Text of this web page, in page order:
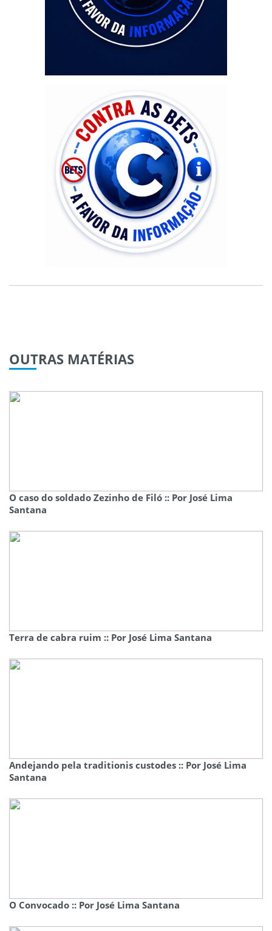
OUTRAS MATÉRIAS
O caso do soldado Zezinho de Filó :: Por José Lima
Santana
Terra de cabra ruim :: Por José Lima Santana
Andejando pela traditionis custodes :: Por José Lima
Santana
O Convocado :: Por José Lima Santana